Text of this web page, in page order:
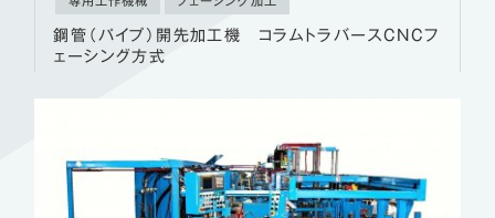
鋼管（パイプ）開先加工機 コラムトラバースCNCフ
ェーシング方式